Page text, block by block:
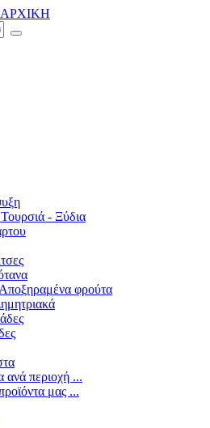
- Ξύδια
φρούτα
ανά περιοχή ...
μας ...